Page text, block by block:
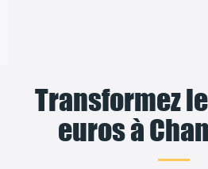
Transformez
euros à